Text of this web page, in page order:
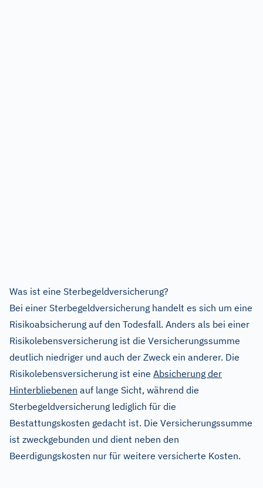
Was ist eine Sterbegeldversicherung?
Bei einer Sterbegeldversicherung handelt es sich um eine
Risikoabsicherung auf den Todesfall. Anders als bei einer
Risikolebensversicherung ist die Versicherungssumme
deutlich niedriger und auch der Zweck ein anderer. Die
Risikolebensversicherung ist eine Absicherung der
Hinterbliebenen auf lange Sicht, während die
Sterbegeldversicherung lediglich für die
Bestattungskosten gedacht ist. Die Versicherungssumme
ist zweckgebunden und dient neben den
Beerdigungskosten nur für weitere versicherte Kosten.